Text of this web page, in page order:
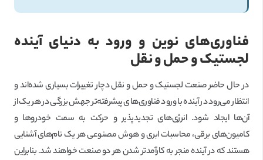
فناوری‌های نوین و ورود به دنیای آینده
لجستیک و حمل و نقل
در حال حاضر صنعت لجستیک و حمل و نقل دچار تغییرات بسیاری شده‌اند و
انتظار می‌رود در آینده با ورود فناوری‌های پیشرفته‌تر جهش بزرگی در هر یک از
آن‌ها ایجاد شود. انرژی‌های تجدیدپذیر و حرکت به سمت خودروها و
کامیون‌های برقی، محاسبات ابری و هوش مصنوعی هر یک نام‌های آشنایی
هستند که در آینده منجر به کارآمدتر شدن هر دو صنعت خواهند شد. بنابراین